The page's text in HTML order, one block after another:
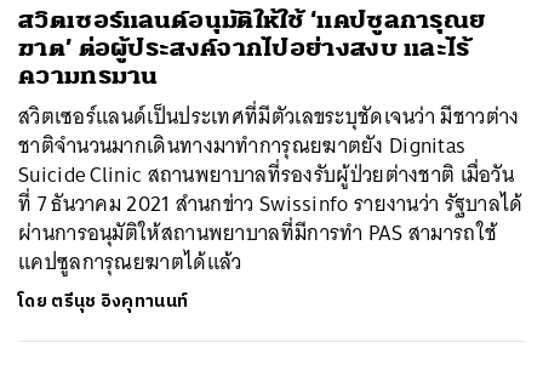
สวิตเซอร์แลนด์อนุมัติให้ใช้ ‘แคปซูลการุณย
ฆาต’ ต่อผู้ประสงค์จากไปอย่างสงบ และไร้
ความทรมาน
สวิตเซอร์แลนด์เป็นประเทศที่มีตัวเลขระบุชัดเจนว่า มีชาวต่าง
ชาติจำนวนมากเดินทางมาทำการุณยฆาตยัง Dignitas
Suicide Clinic สถานพยาบาลที่รองรับผู้ป่วยต่างชาติ เมื่อวัน
ที่ 7 ธันวาคม 2021 สำนกข่าว Swissinfo รายงานว่า รัฐบาลได้
ผ่านการอนุมัติให้สถานพยาบาลที่มีการทำ PAS สามารถใช้
แคปซูลการุณยฆาตได้แล้ว
โดย ตรีนุช อิงคุทานนท์